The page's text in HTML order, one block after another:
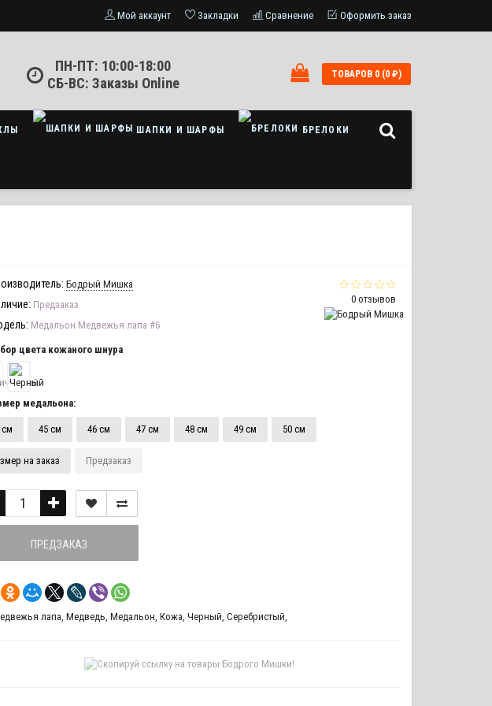
Мой аккаунт Закладки Сравнение Оформить заказ
ПН-ПТ: 10:00-18:00
СБ-ВС: Заказы Online
ТОВАРОВ 0 (0 ₽)
ШАПКИ И ШАРФЫ БРЕЛОКИ
0 отзывов
Бодрый Мишка
Предзаказ
Медальон Медвежья лапа #6
цвета кожаного шнура
медальона:
см 45 см 46 см 47 см 48 см 49 см 50 см
на заказ Предзаказ
ПРЕДЗАКАЗ
лапа, Медведь, Медальон, Кожа, Черный, Серебристый,